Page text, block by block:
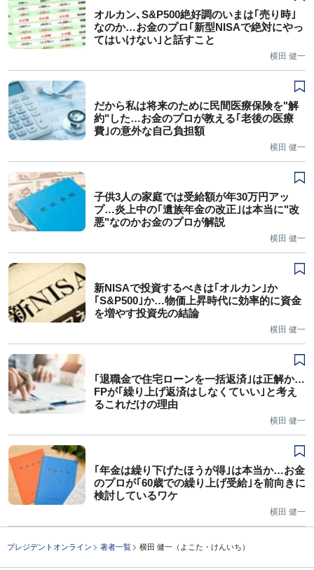
オルカン､S&P500絶好調のいまは｢売り時｣
なのか…お金のプロ｢新型NISAで絶対にやっ
てはいけない｣と話すこと
横田 健一
だから私は将来のために民間医療保険を"解
約"した…お金のプロが教える｢老後の医療
費｣の意外な自己負担額
横田 健一
子供3人の家庭では受給額が年30万円アッ
プ…炎上中の｢遺族年金の改正｣は本当に"改
悪"なのかお金のプロが解説
横田 健一
新NISAで投資するべきは｢オルカン｣か
｢S&P500｣か…物価上昇時代に効率的に資金
を増やす投資先の結論
横田 健一
｢退職金で住宅ローンを一括返済｣は正解か…
FPが｢繰り上げ返済はしなくていい｣と考え
るこれだけの理由
横田 健一
｢年金は繰り下げたほうが得｣は本当か…お金
のプロが｢60歳での繰り上げ受給｣を前向きに
検討しているワケ
横田 健一
プレジデントオンライン 著者一覧 横田 健一（よこた・けんいち）